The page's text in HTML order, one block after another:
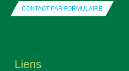
CONTACT PAR FORMULAIRE
Liens